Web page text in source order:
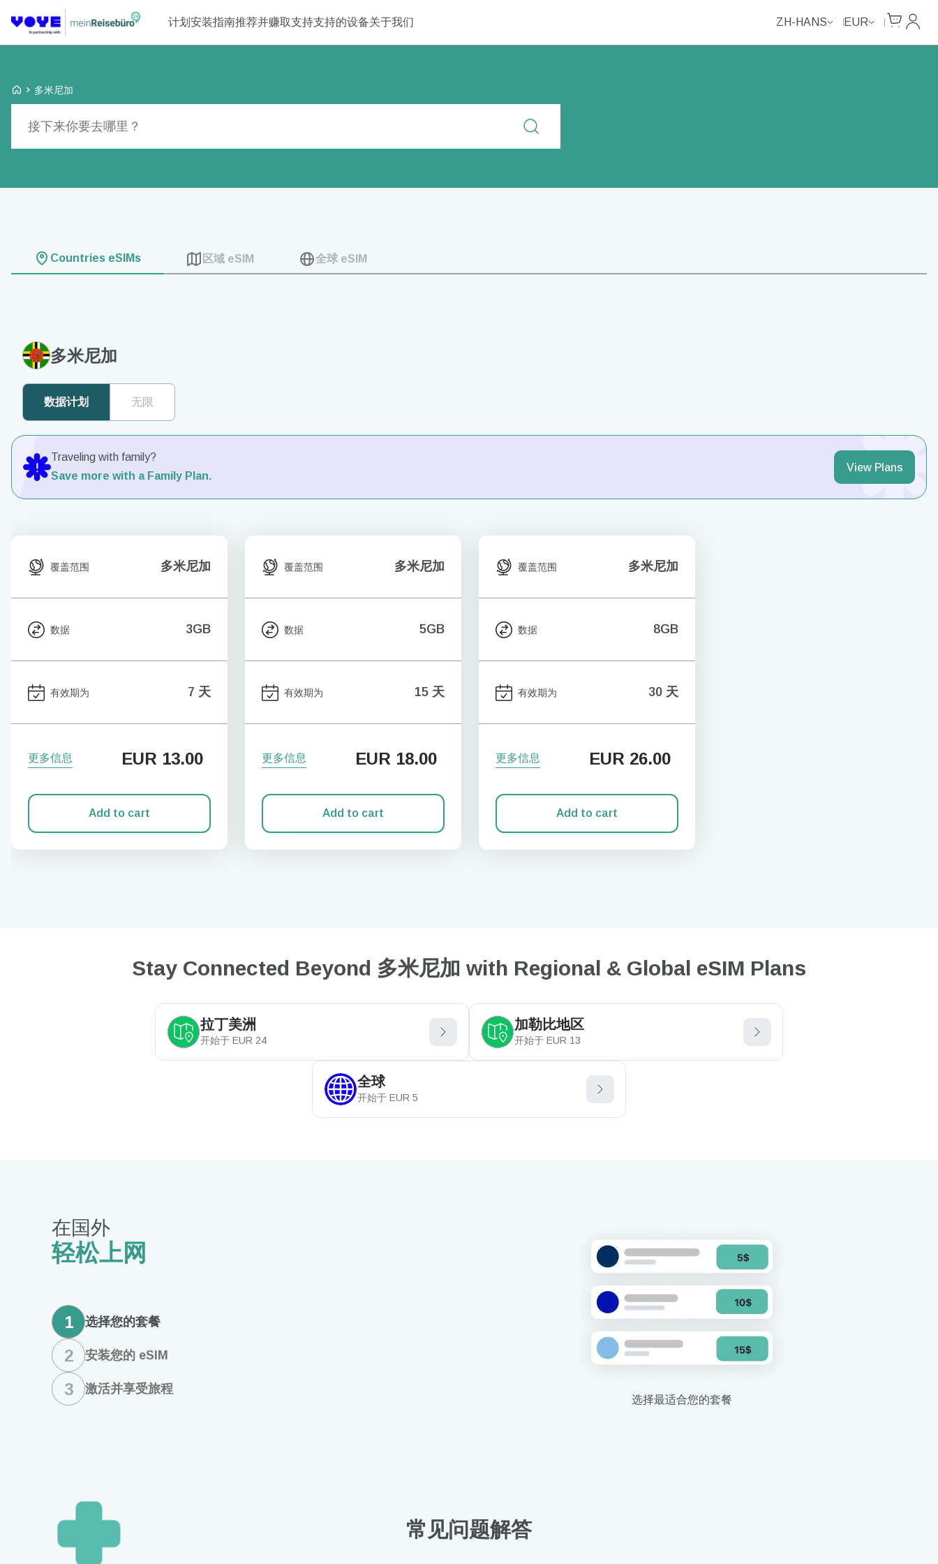
计划 安装指南推荐并赚取支持支持的设备关于我们 ZH-HANS EUR
我的
Voye Homepage
多米尼加
Countries eSIMs 区域 eSIM 全球 eSIM
多米尼加
数据计划 无限
Traveling with family?
Save more with a Family Plan.
View Plans
覆盖范围 多米尼加
数据 3GB
有效期为 7 天
更多信息 EUR 13.00
Add to cart
覆盖范围 多米尼加
数据 5GB
有效期为 15 天
更多信息 EUR 18.00
Add to cart
覆盖范围 多米尼加
数据 8GB
有效期为 30 天
更多信息 EUR 26.00
Add to cart
Stay Connected Beyond 多米尼加 with Regional & Global eSIM Plans
拉丁美洲
开始于 EUR 24
加勒比地区
开始于 EUR 13
全球
开始于 EUR 5
在国外
轻松上网
1 选择您的套餐
2 安装您的 eSIM
3 激活并享受旅程
选择最适合您的套餐
常见问题解答
登录或注册